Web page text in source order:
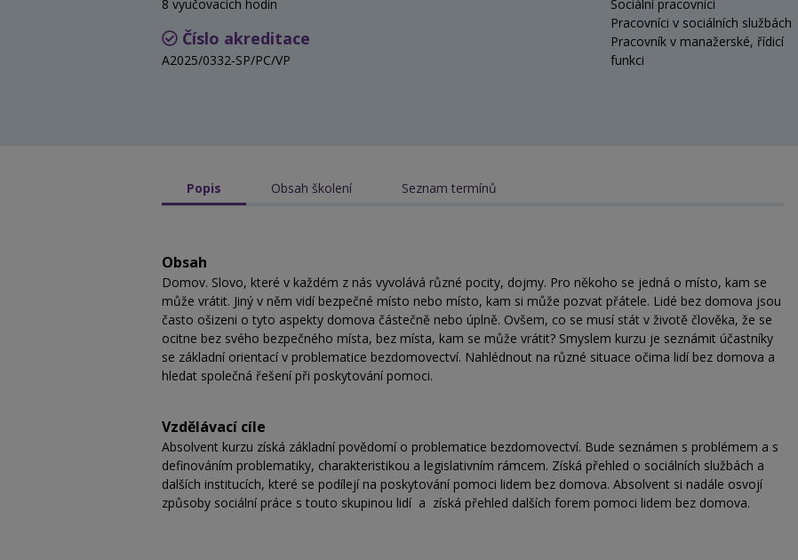
8 vyučovacích hodin
Číslo akreditace
A2025/0332-SP/PC/VP
Sociální pracovníci
Pracovníci v sociálních službách
Pracovník v manažerské, řídicí
funkci
Popis Obsah školení Seznam termínů
Obsah
Domov. Slovo, které v každém z nás vyvolává různé pocity, dojmy. Pro někoho se jedná o místo, kam se
může vrátit. Jiný v něm vidí bezpečné místo nebo místo, kam si může pozvat přátele. Lidé bez domova jsou
často ošizeni o tyto aspekty domova částečně nebo úplně. Ovšem, co se musí stát v životě člověka, že se
ocitne bez svého bezpečného místa, bez místa, kam se může vrátit? Smyslem kurzu je seznámit účastníky
se základní orientací v problematice bezdomovectví. Nahlédnout na různé situace očima lidí bez domova a
hledat společná řešení při poskytování pomoci.
Vzdělávací cíle
Absolvent kurzu získá základní povědomí o problematice bezdomovectví. Bude seznámen s problémem a s
definováním problematiky, charakteristikou a legislativním rámcem. Získá přehled o sociálních službách a
dalších institucích, které se podílejí na poskytování pomoci lidem bez domova. Absolvent si nadále osvojí
způsoby sociální práce s touto skupinou lidí a získá přehled dalších forem pomoci lidem bez domova.